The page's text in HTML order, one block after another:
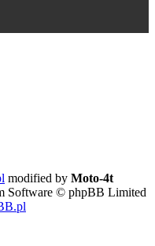
modified by Moto-4t
Software © phpBB Limited